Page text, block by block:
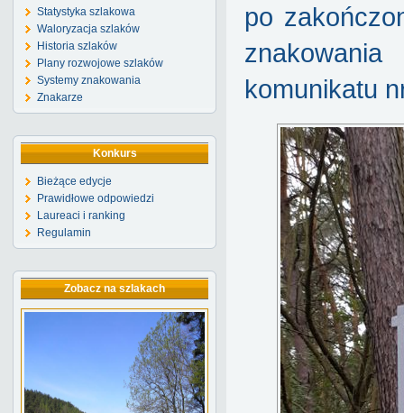
Statystyka szlakowa
Waloryzacja szlaków
Historia szlaków
Plany rozwojowe szlaków
Systemy znakowania
Znakarze
Konkurs
Bieżące edycje
Prawidłowe odpowiedzi
Laureaci i ranking
Regulamin
Zobacz na szlakach
po
komunikatu